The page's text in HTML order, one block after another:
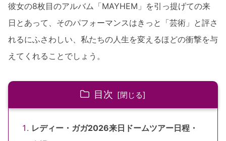
彼女の8枚目のアルバム「MAYHEM」を引っ提げての来
日とあって、そのパフォーマンスはきっと「芸術」と評さ
れるにふさわしい、私たちの人生を変えるほどの衝撃を与
えてくれることでしょう。
目次
レディー・ガガ2026来日ドームツアー日程・